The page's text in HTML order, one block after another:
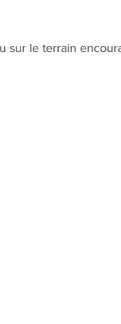
sur le terrain